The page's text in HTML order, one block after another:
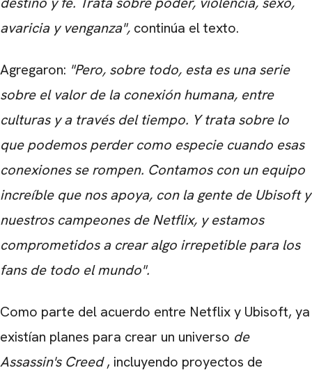
avaricia y venganza", continúa el texto.
Agregaron: "Pero, sobre todo, esta es una serie
sobre el valor de la conexión humana, entre
culturas y a través del tiempo. Y trata sobre lo
que podemos perder como especie cuando esas
conexiones se rompen. Contamos con un equipo
increíble que nos apoya, con la gente de Ubisoft y
nuestros campeones de Netflix, y estamos
comprometidos a crear algo irrepetible para los
fans de todo el mundo".
Como parte del acuerdo entre Netflix y Ubisoft, ya
existían planes para crear un universo de
Assassin's Creed, incluyendo proyectos de